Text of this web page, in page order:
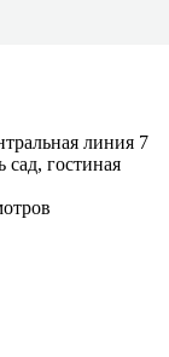
линия 7
сад, гостиная